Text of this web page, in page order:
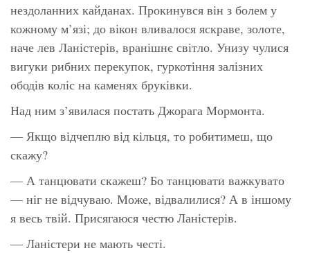
нездоланних кайданах. Прокинувся він з болем у
кожному м’язі; до вікон вливалося яскраве, золоте,
наче лев Ланістерів, вранішнє світло. Унизу чулися
вигуки рибних перекупок, гуркотіння залізних
ободів коліс на каменях бруківки.
Над ним з’явилася постать Джорага Мормонта.
— Якщо відчеплю від кільця, то робитимеш, що
скажу?
— А танцювати скажеш? Бо танцювати важкувато
— ніг не відчуваю. Може, відвалилися? А в іншому
я весь твій. Присягаюся честю Ланістерів.
— Ланістери не мають честі.